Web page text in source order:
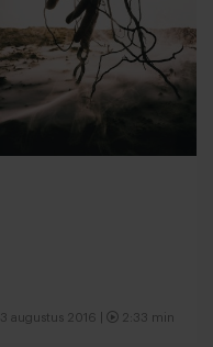
3 augustus 2016 | 2:33 min